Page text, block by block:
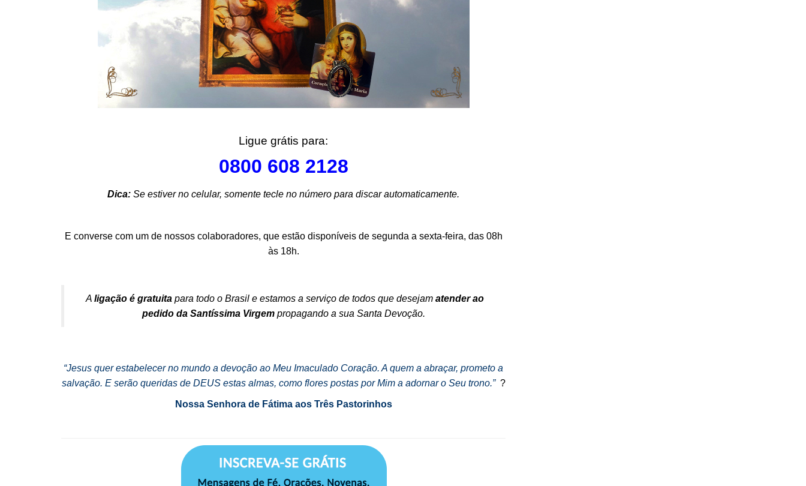
Ligue grátis para:
0800 608 2128
Dica: Se estiver no celular, somente tecle no número para discar automaticamente.
E converse com um de nossos colaboradores, que estão disponíveis de segunda a sexta-feira, das 08h
às 18h.
A ligação é gratuita para todo o Brasil e estamos a serviço de todos que desejam atender ao
pedido da Santíssima Virgem propagando a sua Santa Devoção.
“Jesus quer estabelecer no mundo a devoção ao Meu Imaculado Coração. A quem a abraçar, prometo a
salvação. E serão queridas de DEUS estas almas, como flores postas por Mim a adornar o Seu trono.” ?
Nossa Senhora de Fátima aos Três Pastorinhos